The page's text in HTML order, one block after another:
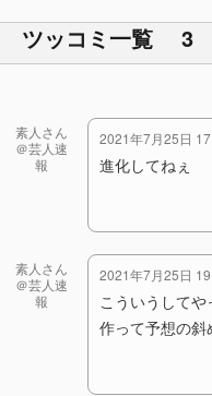
ツッコミ一覧 3
素人さん
＠芸人速
報
2021年7月25日
進化してねぇ
素人さん
＠芸人速
報
2021年7月25日
こういうして
作って予想の斜